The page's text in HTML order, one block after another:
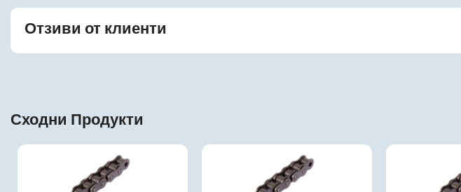
Отзиви от клиенти
Сходни Продукти